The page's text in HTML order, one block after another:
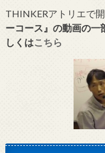
THINKERアトリエで
ーコース』の動画の一
しくはこちら